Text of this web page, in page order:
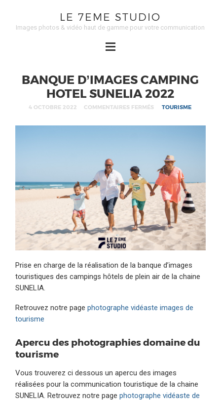
LE 7EME STUDIO
Images photos & vidéo haut de gamme pour votre communication
BANQUE D’IMAGES CAMPING
HOTEL SUNELIA 2022
4 OCTOBRE 2022 COMMENTAIRES FERMÉS TOURISME
Prise en charge de la réalisation de la banque d’images
touristiques des campings hôtels de plein air de la chaine
SUNELIA.
Retrouvez notre pagephotographe vidéaste images de
tourisme
Apercu des photographies domaine du
tourisme
Vous trouverez ci dessous un apercu des images
réalisées pour la communication touristique de la chaine
SUNELIA. Retrouvez notre pagephotographe vidéaste de